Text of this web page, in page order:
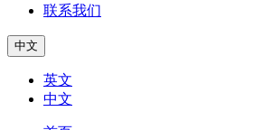
联系我们
中文
英文
中文